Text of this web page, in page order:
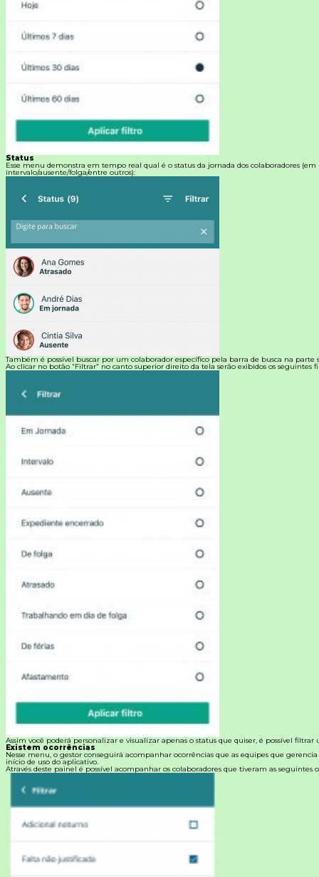
Status
Esse menu demonstra em tempo real qual é o status da jornada dos colaboradores (em
intervalo/ausente/folga/entre outros):
Também é possível buscar por um colaborador específico pela barra de busca na parte
Ao clicar no botão “Filtrar” no canto superior direito da tela serão exibidos os seguintes
Assim você poderá personalizar e visualizar apenas o status que quiser, é possível filtrar
Existem ocorrências
Nesse menu, o gestor conseguirá acompanhar ocorrências que as equipes que
início de uso do aplicativo.
Através deste painel é possível acompanhar os colaboradores que tiveram as seguintes